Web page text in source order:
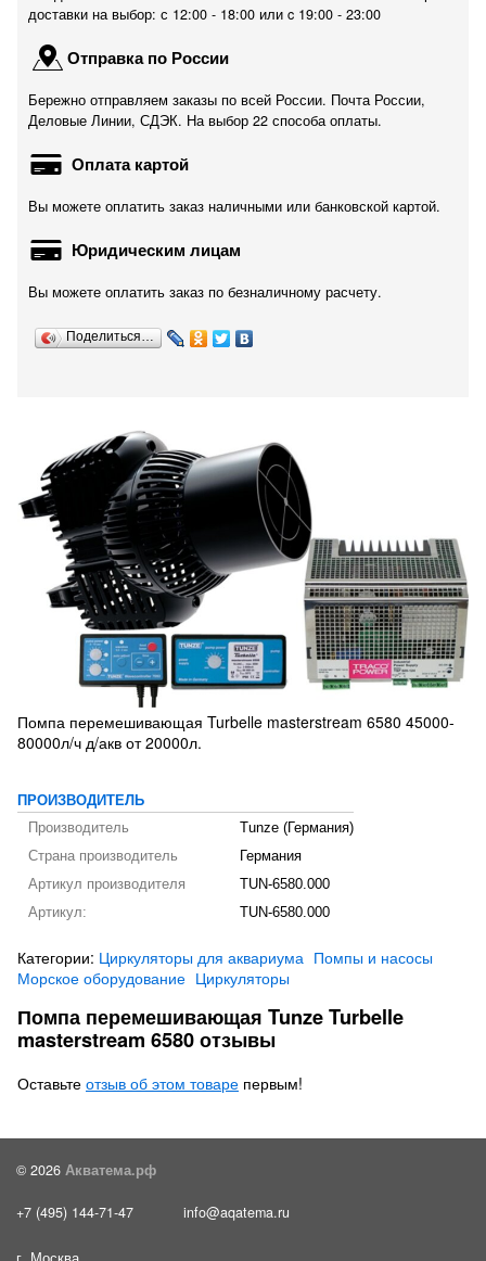
доставки на выбор: с 12:00 - 18:00 или c 19:00 - 23:00
Отправка по России
Бережно отправляем заказы по всей России. Почта России,
Деловые Линии, СДЭК. На выбор 22 способа оплаты.
Оплата картой
Вы можете оплатить заказ наличными или банковской картой.
Юридическим лицам
Вы можете оплатить заказ по безналичному расчету.
Поделиться…
Помпа перемешивающая Turbelle masterstream 6580 45000-
80000л/ч д/акв от 20000л.
ПРОИЗВОДИТЕЛЬ
Производитель
Tunze (Германия)
Страна производитель
Германия
Артикул производителя
TUN-6580.000
Артикул:
TUN-6580.000
Категории: Циркуляторы для аквариума Помпы и насосы
Морское оборудование Циркуляторы
Помпа перемешивающая Tunze Turbelle
masterstream 6580 отзывы
Оставьте отзыв об этом товаре первым!
© 2026 Акватема.рф
+7 (495) 144-71-47 info@aqatema.ru